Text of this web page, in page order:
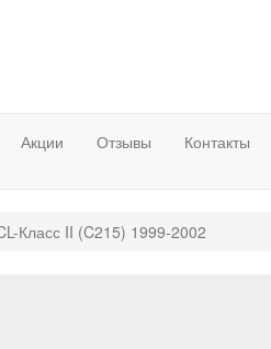
Акции Отзывы Контакты
Класс II (C215) 1999-2002